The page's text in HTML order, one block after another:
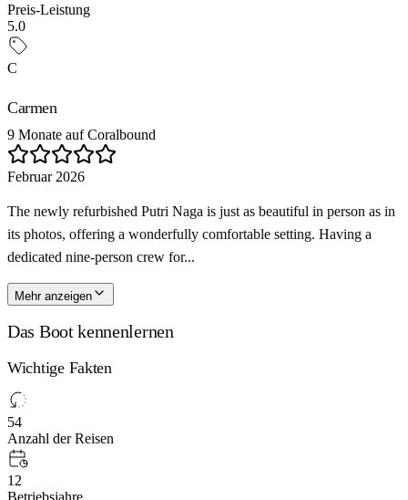
Preis-Leistung
5.0
C
Carmen
9 Monate auf Coralbound
Februar 2026
The newly refurbished Putri Naga is just as beautiful in person as in
its photos, offering a wonderfully comfortable setting. Having a
dedicated nine-person crew for...
Mehr anzeigen
Das Boot kennenlernen
Wichtige Fakten
54
Anzahl der Reisen
12